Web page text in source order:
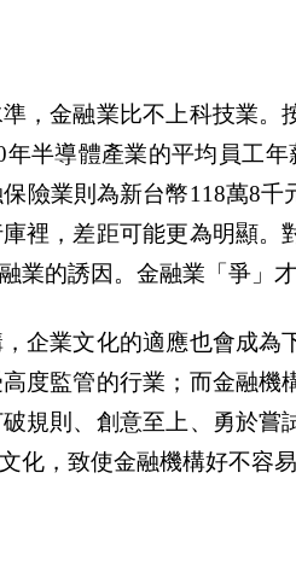
，金融業比不上科技業
半導體產業的平均員工
險業則為新台幣118萬8
裡，差距可能更為明顯。
業的誘因。金融業「爭」
企業文化的適應也會成
度監管的行業；而金融
規則、創意至上、勇於
化，致使金融機構好不容